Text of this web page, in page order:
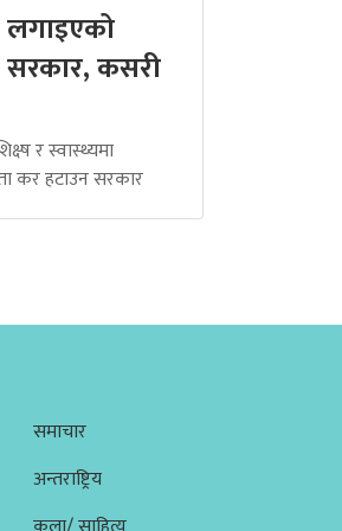
लगाइएको
सरकार, कसरी
र स्वास्थ्यमा
कर हटाउन सरकार
समाचार
अन्तराष्ट्रिय